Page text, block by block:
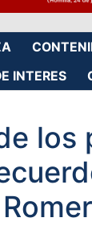
INTERES
los